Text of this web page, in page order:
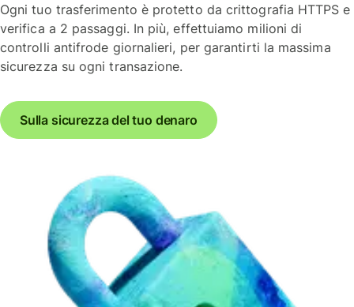
Ogni tuo trasferimento è protetto da crittografia HTTPS e
verifica a 2 passaggi. In più, effettuiamo milioni di
controlli antifrode giornalieri, per garantirti la massima
sicurezza su ogni transazione.
Sulla sicurezza del tuo denaro